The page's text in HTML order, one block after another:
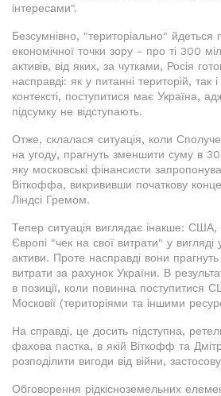
інтересами".
Безсумнівно, "територіально" йдеться
економічної точки зору - про ті 300
активів, від яких, за чутками, Росія
насправді: як у питанні територій, так
контексті, поступитися має Україна,
підсумку не відступають.
Отже, склалася ситуація, коли
на угоду, прагнуть зменшити суму в
яку московські фінансисти
Віткоффа, викрививши початкову
Ліндсі Гремом.
Тепер ситуація виглядає інакше: США,
Європі "чек на свої витрати" у
активи. Проте насправді вони
витрати за рахунок України. В
в позиції, коли повинна поступитися
Московії (територіями та іншими
На справді, це досить підступна,
фахова пастка, в якій Віткофф та
розподілити вигоди від війни,
Обговорення рідкісноземельних